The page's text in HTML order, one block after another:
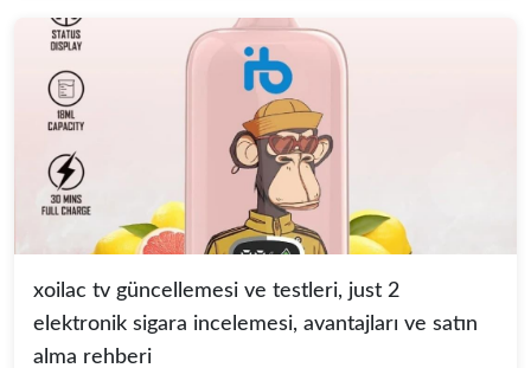
xoilac tv güncellemesi ve testleri, just 2
elektronik sigara incelemesi, avantajları ve satın
alma rehberi